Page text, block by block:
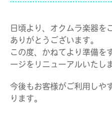
日頃より、オクムラ楽器を
ありがとうございます。
この度、かねてより準備を
ージをリニューアルいたし
今後もお客様がご利用しや
ります。